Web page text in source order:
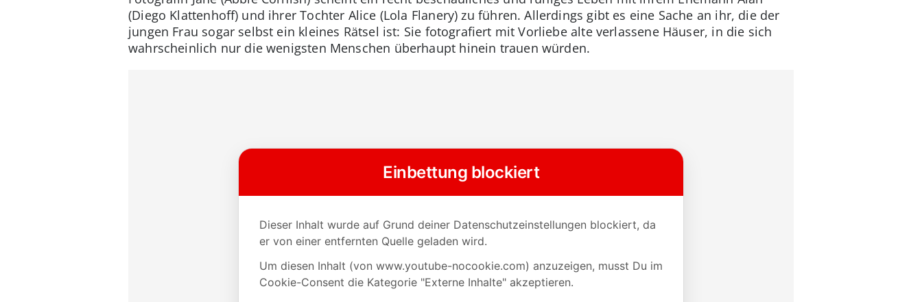
(Diego Klattenhoff) und ihrer Tochter Alice (Lola Flanery) zu führen. Allerdings gibt es eine Sache an ihr, die der
jungen Frau sogar selbst ein kleines Rätsel ist: Sie fotografiert mit Vorliebe alte verlassene Häuser, in die sich
wahrscheinlich nur die wenigsten Menschen überhaupt hinein trauen würden.